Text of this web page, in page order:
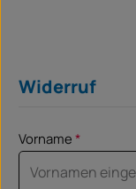
Widerruf
Vorname *